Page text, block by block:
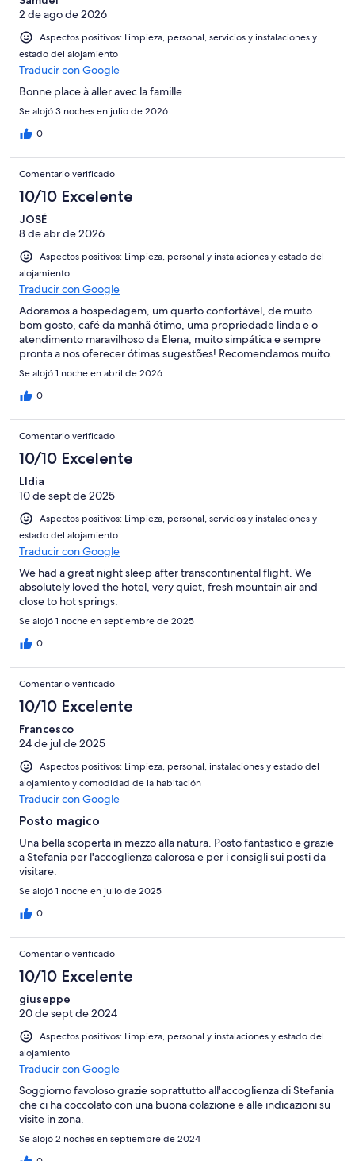
Normal
Mediocre
de
Horrible
2 de ago de 2026
Aspectos positivos: Limpieza, personal, servicios y instalaciones y
estado del alojamiento
Traducir con Google
Bonne place à aller avec la famille
Se alojó 3 noches en julio de 2026
0
Comentario verificado
10/10 Excelente
JOSÉ
8 de abr de 2026
Aspectos positivos: Limpieza, personal y instalaciones y estado del
alojamiento
Traducir con Google
Adoramos a hospedagem, um quarto confortável, de muito
bom gosto, café da manhã ótimo, uma propriedade linda e o
atendimento maravilhoso da Elena, muito simpática e sempre
pronta a nos oferecer ótimas sugestões! Recomendamos muito.
Se alojó 1 noche en abril de 2026
0
Comentario verificado
10/10 Excelente
LIdia
10 de sept de 2025
Aspectos positivos: Limpieza, personal, servicios y instalaciones y
estado del alojamiento
Traducir con Google
We had a great night sleep after transcontinental flight. We
absolutely loved the hotel, very quiet, fresh mountain air and
close to hot springs.
Se alojó 1 noche en septiembre de 2025
0
Comentario verificado
10/10 Excelente
Francesco
24 de jul de 2025
Aspectos positivos: Limpieza, personal, instalaciones y estado del
alojamiento y comodidad de la habitación
Traducir con Google
Posto magico
Una bella scoperta in mezzo alla natura. Posto fantastico e grazie
a Stefania per l'accoglienza calorosa e per i consigli sui posti da
visitare.
Se alojó 1 noche en julio de 2025
0
Comentario verificado
10/10 Excelente
giuseppe
20 de sept de 2024
Aspectos positivos: Limpieza, personal y instalaciones y estado del
alojamiento
Traducir con Google
Soggiorno favoloso grazie soprattutto all'accoglienza di Stefania
che ci ha coccolato con una buona colazione e alle indicazioni su
visite in zona.
Se alojó 2 noches en septiembre de 2024